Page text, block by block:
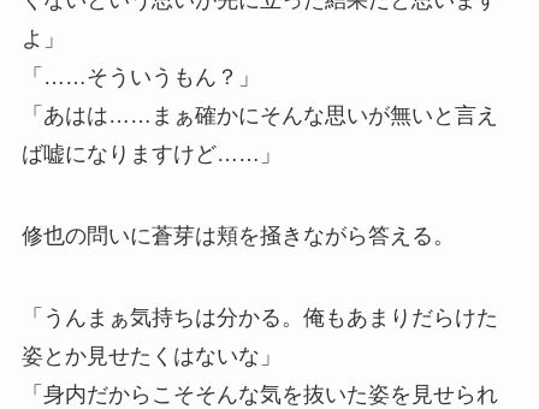
よ」
「……そういうもん？」
「あはは……まぁ確かにそんな思いが無いと言え
ば嘘になりますけど……」
修也の問いに蒼芽は頬を掻きながら答える。
「うんまぁ気持ちは分かる。俺もあまりだらけた
姿とか見せたくはないな」
「身内だからこそそんな気を抜いた姿を見せられ